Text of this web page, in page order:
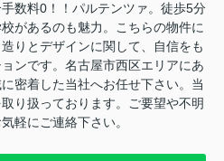
数料0！！パルテンツァ。徒歩5分
があるのも魅力。こちらの物件に
りとデザインに関して、自信をも
ンです。名古屋市西区エリアにあ
密着した当社へお任せ下さい。当
り扱っております。ご要望や不明
軽にご連絡下さい。